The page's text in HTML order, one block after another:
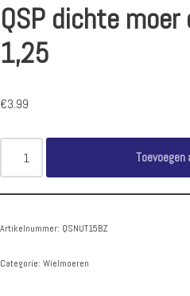
QSP dichte
1,25
€3.99
Toevoegen
Artikelnummer: QSNUT15BZ
Categorie: Wielmoeren